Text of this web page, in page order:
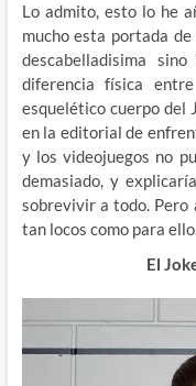
Lo admito, esto lo he
mucho esta portada
descabelladisima
diferencia física
esquelético cuerpo del
en la editorial de
y los videojuegos no
demasiado, y
sobrevivir a todo. Pero
tan locos como para
El